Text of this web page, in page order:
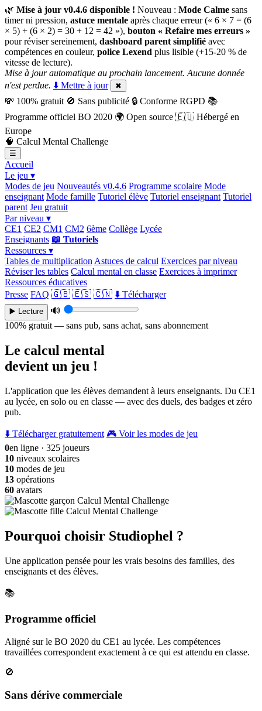
🌿 Mise à jour v0.4.6 disponible ! Nouveau : Mode Calme sans
timer ni pression, astuce mentale après chaque erreur (« 6 × 7 = (6
× 5) + (6 × 2) = 30 + 12 = 42 »), bouton « Refaire mes erreurs »
pour réviser sereinement, dashboard parent simplifié avec
compétences en couleur, police Lexend plus lisible (+15-20 % de
vitesse de lecture).
Mise à jour automatique au prochain lancement. Aucune donnée
n'est perdue. ⬇️ Mettre à jour ✖
💸 100% gratuit 🚫 Sans publicité 🔒 Conforme RGPD 📚
Programme officiel BO 2020 🌍 Open source 🇪🇺 Hébergé en
Europe
🧠 Calcul Mental Challenge
☰
Accueil
Le jeu ▾
Modes de jeu Nouveautés v0.4.6 Programme scolaire Mode
enseignant Mode famille Tutoriel élève Tutoriel enseignant Tutoriel
parent Jeu gratuit
Par niveau ▾
CE1 CE2 CM1 CM2 6ème Collège Lycée
Enseignants 📖 Tutoriels
Ressources ▾
Tables de multiplication Astuces de calcul Exercices par niveau
Réviser les tables Calcul mental en classe Exercices à imprimer
Ressources éducatives
Presse FAQ 🇬🇧 🇪🇸 🇨🇳 ⬇️ Télécharger
▶️ Lecture
🔊
100% gratuit — sans pub, sans achat, sans abonnement
Le calcul mental
devient un jeu !
L'application que les élèves demandent à leurs enseignants. Du CE1
au lycée, en solo ou en classe — avec des duels, des badges et zéro
pub.
⬇️ Télécharger gratuitement 🎮 Voir les modes de jeu
0en ligne · 325 joueurs
10 niveaux scolaires
10 modes de jeu
13 opérations
60 avatars
Pourquoi choisir Studiophel ?
Une application pensée pour les vrais besoins des familles, des
enseignants et des élèves.
📚
Programme officiel
Aligné sur le BO 2020 du CE1 au lycée. Les compétences
travaillées correspondent exactement à ce qui est attendu en classe.
🚫
Sans dérive commerciale